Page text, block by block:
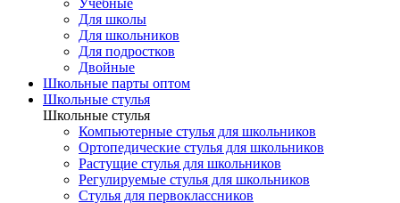
Учебные
Для школы
Для школьников
Для подростков
Двойные
Школьные парты оптом
Школьные стулья
Школьные стулья
Компьютерные стулья для школьников
Ортопедические стулья для школьников
Растущие стулья для школьников
Регулируемые стулья для школьников
Стулья для первоклассников